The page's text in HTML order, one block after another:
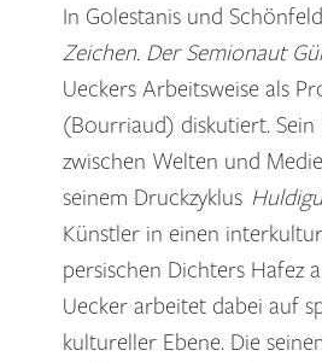
In Golestanis und
Zeichen. Der Semionaut
Ueckers Arbeitsweise als
(Bourriaud) diskutiert.
zwischen Welten und
seinem Druckzyklus
Künstler in einen
persischen Dichters Hafez
Uecker arbeitet dabei auf
kultureller Ebene. Die